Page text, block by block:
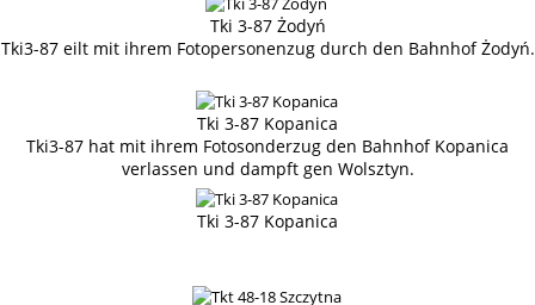
Tki 3-87 Żodyń
Tki3-87 eilt mit ihrem Fotopersonenzug durch den Bahnhof Żodyń.
Tki 3-87 Kopanica
Tki3-87 hat mit ihrem Fotosonderzug den Bahnhof Kopanica
verlassen und dampft gen Wolsztyn.
Tki 3-87 Kopanica